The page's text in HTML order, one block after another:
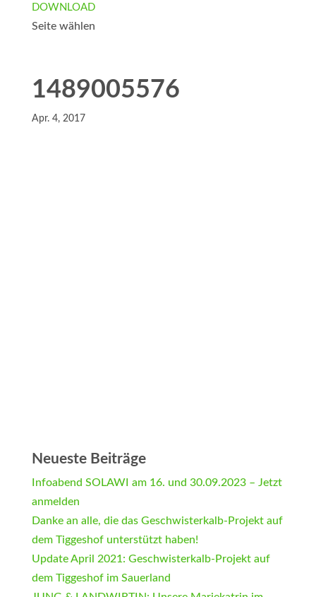
DOWNLOAD
Seite wählen
1489005576
Apr. 4, 2017
Neueste Beiträge
Infoabend SOLAWI am 16. und 30.09.2023 – Jetzt
anmelden
Danke an alle, die das Geschwisterkalb-Projekt auf
dem Tiggeshof unterstützt haben!
Update April 2021: Geschwisterkalb-Projekt auf
dem Tiggeshof im Sauerland